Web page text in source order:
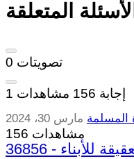
الأسئلة المتعلقة
0 تصويتات
1 إجابة 156 مشاهدات
المسلمة مارس 30، 2024
156 مشاهدات
العقيقة للأبناء